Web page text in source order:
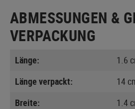
ABMESSUNGEN &
VERPACKUNG
Länge:
1.6
Länge verpackt:
14
Breite:
1.4